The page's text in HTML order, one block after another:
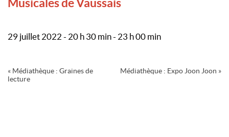
Musicales de Vaussais
29 juillet 2022 - 20 h 30 min- 23 h 00 min
Navigation
Évènement
« Médiathèque : Graines de
lecture
Médiathèque : Expo Joon Joon »